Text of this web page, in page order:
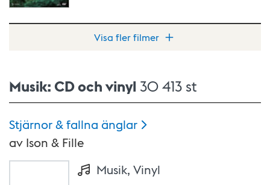
Visa fler filmer
Musik: CD och vinyl 30 413 st
Stjärnor & fallna änglar
av Ison & Fille
Musik, Vinyl